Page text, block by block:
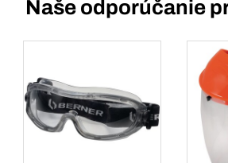
Naše odporúčanie